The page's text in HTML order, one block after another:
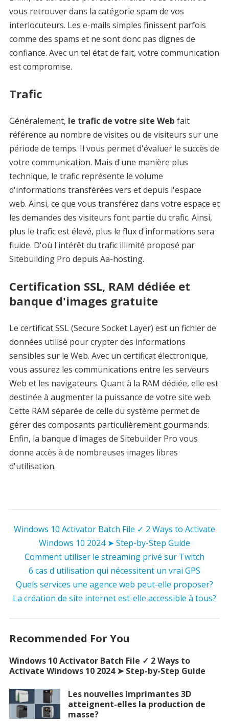
vous retrouver dans la catégorie spam de vos
interlocuteurs. Les e-mails simples finissent parfois
comme des spams et ne sont donc pas dignes de
confiance. Avec un tel état de fait, votre communication
est compromise.
Trafic
Généralement, le trafic de votre site Web fait
référence au nombre de visites ou de visiteurs sur une
période de temps. Il vous permet d'évaluer le succès de
votre communication. Mais d'une manière plus
technique, le trafic représente le volume
d'informations transférées vers et depuis l'espace
web. Ainsi, ce que vous transférez dans votre espace et
les demandes des visiteurs font partie du trafic. Ainsi,
plus le trafic est élevé, plus le flux d'informations sera
fluide. D'où l'intérêt du trafic illimité proposé par
Sitebuilding Pro depuis Aa-hosting.
Certification SSL, RAM dédiée et
banque d'images gratuite
Le certificat SSL (Secure Socket Layer) est un fichier de
données utilisé pour crypter des informations
sensibles sur le Web. Avec un certificat électronique,
vous assurez les communications entre les serveurs
Web et les navigateurs. Quant à la RAM dédiée, elle est
destinée à augmenter la puissance de votre site web.
Cette RAM séparée de celle du système permet de
gérer des composants particulièrement gourmands.
Enfin, la banque d'images de Sitebuilder Pro vous
donne accès à de nombreuses images libres
d'utilisation.
Windows 10 Activator Batch File ✓ 2 Ways to Activate
Windows 10 2024 ➤ Step-by-Step Guide
Comment utiliser le streaming privé sur Twitch
6 cas d'utilisation qui nécessitent un vrai GPS
Quels services une agence web peut-elle proposer?
La création de site internet est-elle accessible à tous?
Recommended For You
Windows 10 Activator Batch File ✓ 2 Ways to
Activate Windows 10 2024 ➤ Step-by-Step Guide
Les nouvelles imprimantes 3D
atteignent-elles la production de
masse?